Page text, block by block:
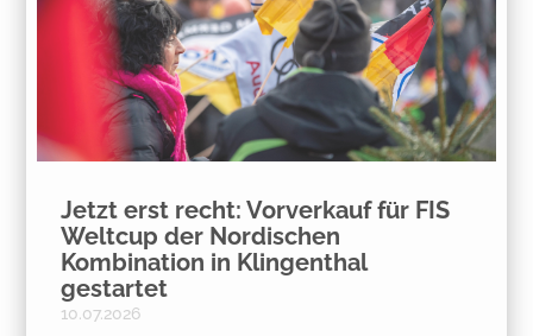
Jetzt erst recht: Vorverkauf für FIS
Weltcup der Nordischen
Kombination in Klingenthal
gestartet
10.07.2026